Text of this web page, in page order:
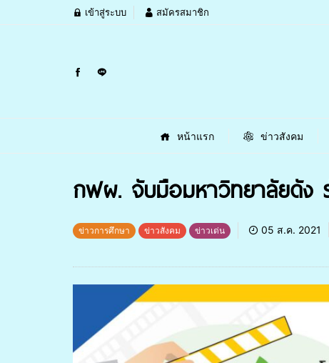
เข้าสู่ระบบ สมัครสมาชิก
หน้าแรก ข่าวสังคม
กฟผ. จับมือมหาวิทยาลัยดัง
ข่าวการศึกษา ข่าวสังคม ข่าวเด่น 05 ส.ค. 2021